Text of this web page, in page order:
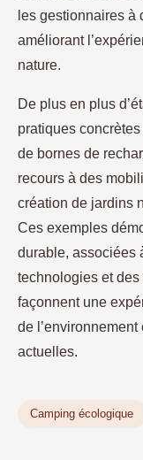
les gestionnaires à
améliorant
nature.
De plus en plus
pratiques
de bornes de
recours à des
création de jardins
Ces exemples
durable, associées
technologies et
façonnent une
de
actuelles.
Camping écologique